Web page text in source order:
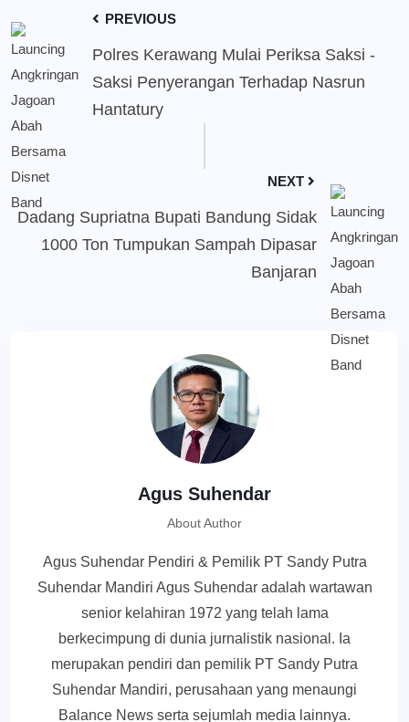
PREVIOUS
Polres Kerawang Mulai Periksa Saksi -
Saksi Penyerangan Terhadap Nasrun
Hantatury
NEXT
Dadang Supriatna Bupati Bandung Sidak
1000 Ton Tumpukan Sampah Dipasar
Banjaran
Agus Suhendar
About Author
Agus Suhendar Pendiri & Pemilik PT Sandy Putra
Suhendar Mandiri Agus Suhendar adalah wartawan
senior kelahiran 1972 yang telah lama
berkecimpung di dunia jurnalistik nasional. Ia
merupakan pendiri dan pemilik PT Sandy Putra
Suhendar Mandiri, perusahaan yang menaungi
Balance News serta sejumlah media lainnya.